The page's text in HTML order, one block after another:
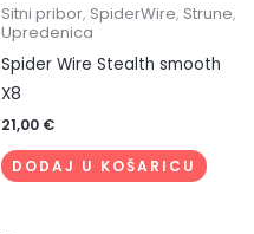
proizvoda
Sitni pribor, SpiderWire, Strune,
Upredenica
Spider Wire Stealth smooth
X8
21,00 €
DODAJ U KOŠARICU